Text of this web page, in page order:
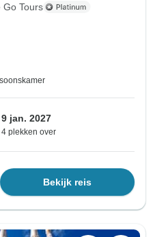
Go Tours
9 jan. 2027
4 plekken over
Bekijk reis